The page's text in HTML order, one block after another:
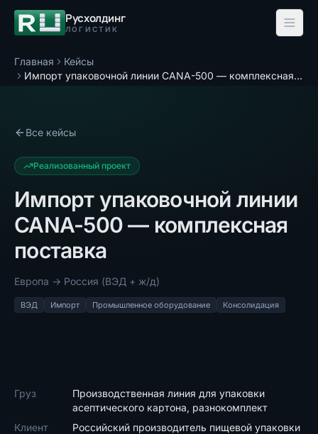
Русхолдинг
ЛОГИСТИК
Главная
Кейсы
Импорт упаковочной линии CANA-500 — комплексная поставка
Все кейсы
Реализованный проект
Импорт упаковочной линии
CANA-500 — комплексная
поставка
Европа → Россия (ВЭД + ж/д)
ВЭД Импорт Промышленное оборудование Консолидация
Груз
Производственная линия для упаковки
асептического картона, разнокомплект
Клиент
Российский производитель пищевой упаковки